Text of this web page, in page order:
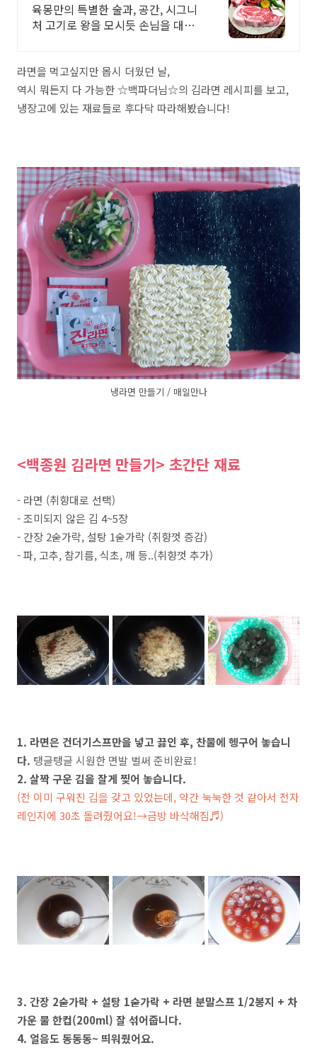
육몽만의 특별한 술과, 공간, 시그니
처 고기로 왕을 모시듯 손님을 대접
라면을 먹고싶지만 몹시 더웠던 날,
역시 뭐든지 다 가능한 ☆백파더님☆의 김라면 레시피를 보고,
냉장고에 있는 재료들로 후다닥 따라해봤습니다!
냉라면 만들기 / 매일만나
<백종원 김라면 만들기> 초간단 재료
- 라면 (취향대로 선택)
- 조미되지 않은 김 4~5장
- 간장 2숟가락, 설탕 1숟가락 (취향껏 증감)
- 파, 고추, 참기름, 식초, 깨 등..(취향껏 추가)
1. 라면은 건더기스프만을 넣고 끓인 후, 찬물에 헹구어 놓습니
다. 탱글탱글 시원한 면발 벌써 준비완료!
2. 살짝 구운 김을 잘게 찢어 놓습니다.
(전 이미 구워진 김을 갖고 있었는데, 약간 눅눅한 것 같아서 전자
레인지에 30초 돌려줬어요!→금방 바삭해짐♬)
3. 간장 2숟가락 + 설탕 1숟가락 + 라면 분말스프 1/2봉지 + 차
가운 물 한컵(200ml) 잘 섞어줍니다.
4. 얼음도 동동동~ 띄워줬어요.